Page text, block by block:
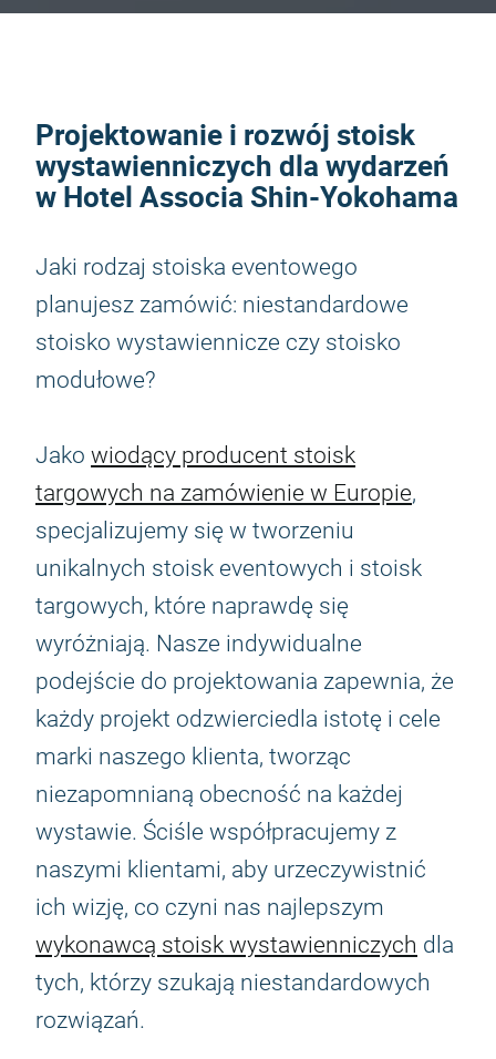
Projektowanie i rozwój stoisk
wystawienniczych dla wydarzeń
w Hotel Associa Shin-Yokohama
Jaki rodzaj stoiska eventowego
planujesz zamówić: niestandardowe
stoisko wystawiennicze czy stoisko
modułowe?
Jako wiodący producent stoisk
targowych na zamówienie w Europie,
specjalizujemy się w tworzeniu
unikalnych stoisk eventowych i stoisk
targowych, które naprawdę się
wyróżniają. Nasze indywidualne
podejście do projektowania zapewnia, że
każdy projekt odzwierciedla istotę i cele
marki naszego klienta, tworząc
niezapomnianą obecność na każdej
wystawie. Ściśle współpracujemy z
naszymi klientami, aby urzeczywistnić
ich wizję, co czyni nas najlepszym
wykonawcą stoisk wystawienniczych dla
tych, którzy szukają niestandardowych
rozwiązań.